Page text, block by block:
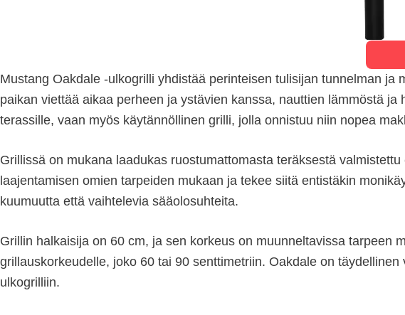
Mustang Oakdale -ulkogrilli yhdistää perinteisen tulisijan tunnelman
paikan viettää aikaa perheen ja ystävien kanssa, nauttien lämmöstä
terassille, vaan myös käytännöllinen grilli, jolla onnistuu niin nopea
Grillissä on mukana laadukas ruostumattomasta teräksestä
laajentamisen omien tarpeiden mukaan ja tekee siitä entistäkin
kuumuutta että vaihtelevia sääolosuhteita.
Grillin halkaisija on 60 cm, ja sen korkeus on muunneltavissa tarpeen
grillauskorkeudelle, joko 60 tai 90 senttimetriin. Oakdale on
ulkogrilliin.